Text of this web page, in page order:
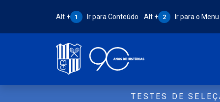
Atalho Alt + 1:
Alt + 1 Ir para Conteúdo Atalho Alt + 2:
Alt + 2 Ir para o Menu
TESTES DE